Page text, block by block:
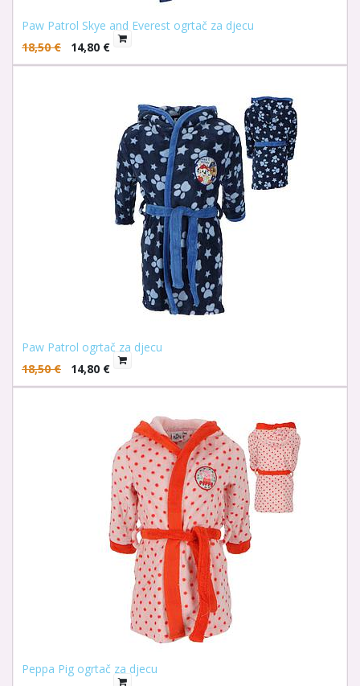
Paw Patrol Skye and Everest ogrtač za djecu
18,50€ 14,80 €
Paw Patrol ogrtač za djecu
18,50€ 14,80 €
Peppa Pig ogrtač za djecu